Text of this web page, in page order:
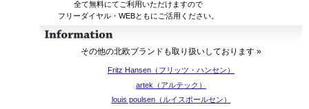
全て無料にてご利用いただけますので
フリーダイヤル・WEBともにご活用ください。
その他の北欧ブランドも取り扱いしております »
Fritz Hansen（フリッツ・ハンセン）
artek（アルテック）
louis poulsen（ルイスポールセン）